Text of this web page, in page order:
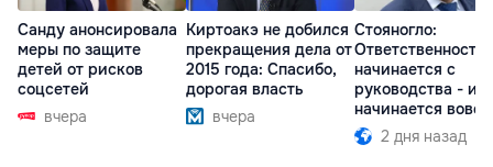
Санду анонсировала
меры по защите
детей от рисков
соцсетей
вчера
Киртоакэ не добился
прекращения дела от
2015 года: Спасибо,
дорогая власть
вчера
Стояногло:
Ответственность
начинается с
руководства -
начинается вовсе
2 дня назад